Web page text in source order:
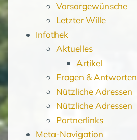
Vorsorgewünsche
Letzter Wille
Infothek
Aktuelles
Artikel
Fragen & Antworten
Nützliche Adressen
Nützliche Adressen
Partnerlinks
Meta-Navigation